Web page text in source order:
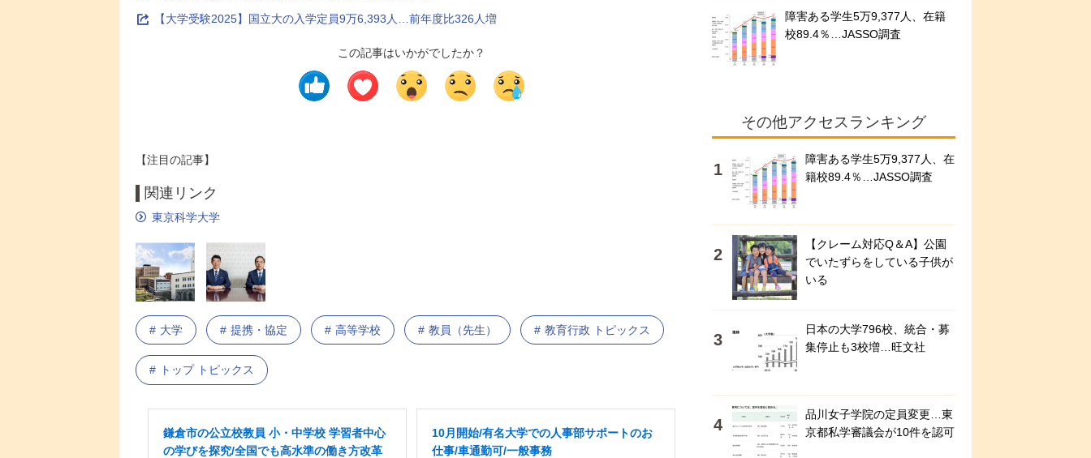
【大学受験2025】国立大の入学定員9万6,393人…前年度比326人増
この記事はいかがでしたか？
【注目の記事】
関連リンク
東京科学大学
大学 提携・協定 高等学校 教員（先生） 教育行政 トピックス
トップ トピックス
鎌倉市の公立校教員 小・中学校 学習者中心
の学びを探究/全国でも高水準の働き方改革
10月開始/有名大学での人事部サポートのお
仕事/車通勤可/一般事務
障害ある学生5万9,377人、在籍
校89.4％…JASSO調査
その他アクセスランキング
障害ある学生5万9,377人、在
籍校89.4％…JASSO調査
【クレーム対応Q＆A】公園
でいたずらをしている子供が
いる
日本の大学796校、統合・募
集停止も3校増…旺文社
品川女子学院の定員変更…東
京都私学審議会が10件を認可